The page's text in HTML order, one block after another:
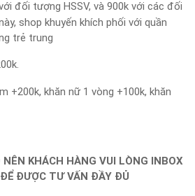
đối tượng HSSV, và 900k với các đối
shop khuyến khích phối với quần
trẻ trung
+200k, khăn nữ 1 vòng +100k, khăn
KHÁCH HÀNG VUI LÒNG INBOX
ĐỂ ĐƯỢC TƯ VẤN ĐẦY ĐỦ